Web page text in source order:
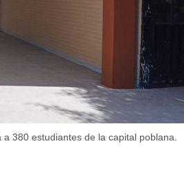
380 estudiantes de la capital poblana.